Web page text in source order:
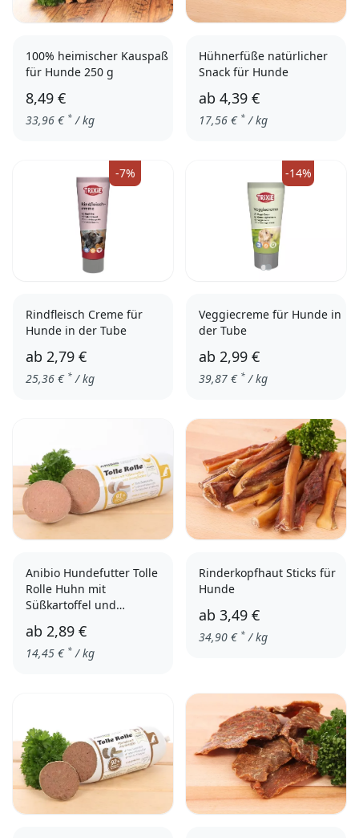
100% heimischer Kauspaß
für Hunde 250 g
8,49 €
33,96 € * / kg
Hühnerfüße natürlicher
Snack für Hunde
ab 4,39 €
17,56 € * / kg
-7%
Rindfleisch Creme für
Hunde in der Tube
ab 2,79 €
25,36 € * / kg
-14%
Veggiecreme für Hunde in
der Tube
ab 2,99 €
39,87 € * / kg
Anibio Hundefutter Tolle
Rolle Huhn mit
Süßkartoffel und
ab 2,89 €
14,45 € * / kg
Rinderkopfhaut Sticks für
Hunde
ab 3,49 €
34,90 € * / kg